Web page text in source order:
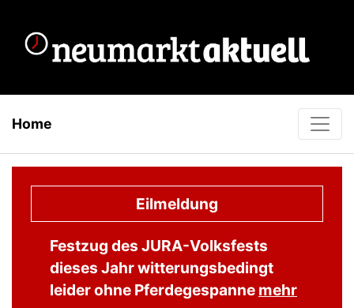
Home
Eilmeldung
Festzug des JURA-Volksfests
dieses Jahr witterungsbedingt
leider ohne Pferdegespanne mehr